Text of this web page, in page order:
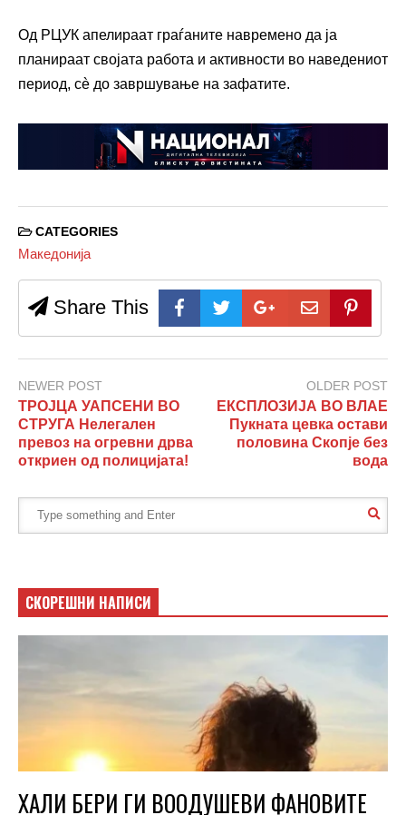
Од РЦУК апелираат граѓаните навремено да ја
планираат својата работа и активности во наведениот
период, сè до завршување на зафатите.
CATEGORIES
Македонија
Share This
NEWER POST
ТРОЈЦА УАПСЕНИ ВО
СТРУГА Нелегален
превоз на огревни дрва
откриен од полицијата!
OLDER POST
ЕКСПЛОЗИЈА ВО ВЛАЕ
Пукната цевка остави
половина Скопје без
вода
СКОРЕШНИ НАПИСИ
ХАЛИ БЕРИ ГИ ВООДУШЕВИ ФАНОВИТЕ